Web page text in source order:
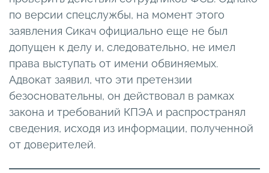
по версии спецслужбы, на момент этого
заявления Сикач официально еще не был
допущен к делу и, следовательно, не имел
права выступать от имени обвиняемых.
Адвокат заявил, что эти претензии
безосновательны, он действовал в рамках
закона и требований КПЭА и распространял
сведения, исходя из информации, полученной
от доверителей.